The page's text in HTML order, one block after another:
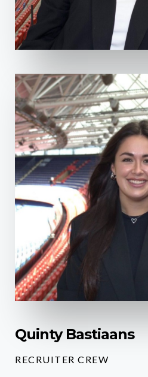
Quinty Bastiaans
RECRUITER CREW